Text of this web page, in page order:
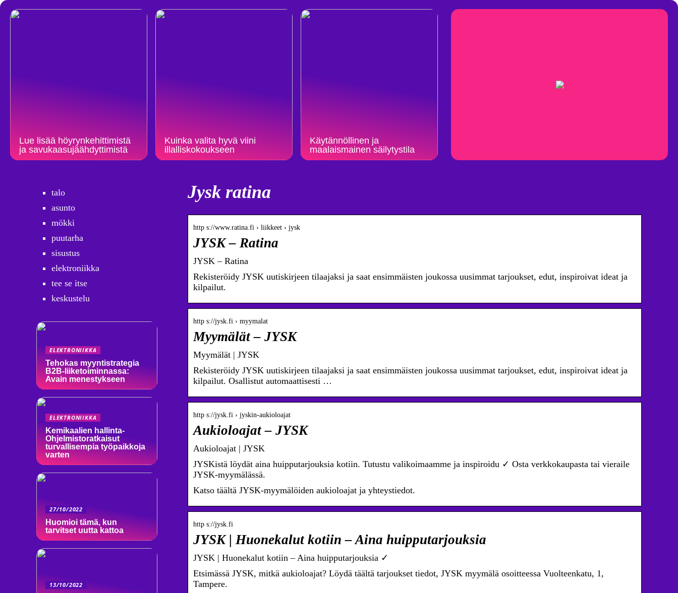
Lue lisää höyrynkehittimistä
ja savukaasujäähdyttimistä
Kuinka valita hyvä viini
illalliskokoukseen
Käytännöllinen ja
maalaismainen säilytystila
Jysk ratina
http s://www.ratina.fi › liikkeet › jysk
JYSK – Ratina
JYSK – Ratina
Rekisteröidy JYSK uutiskirjeen tilaajaksi ja saat ensimmäisten joukossa uusimmat tarjoukset, edut, inspiroivat ideat ja
kilpailut.
http s://jysk.fi › myymalat
Myymälät – JYSK
Myymälät | JYSK
Rekisteröidy JYSK uutiskirjeen tilaajaksi ja saat ensimmäisten joukossa uusimmat tarjoukset, edut, inspiroivat ideat ja
kilpailut. Osallistut automaattisesti …
http s://jysk.fi › jyskin-aukioloajat
Aukioloajat – JYSK
Aukioloajat | JYSK
JYSKistä löydät aina huipputarjouksia kotiin. Tutustu valikoimaamme ja inspiroidu ✓ Osta verkkokaupasta tai vieraile
JYSK-myymälässä.
Katso täältä JYSK-myymälöiden aukioloajat ja yhteystiedot.
http s://jysk.fi
JYSK | Huonekalut kotiin – Aina huipputarjouksia
JYSK | Huonekalut kotiin – Aina huipputarjouksia ✓
Etsimässä JYSK, mitkä aukioloajat? Löydä täältä tarjoukset tiedot, JYSK myymälä osoitteessa Vuolteenkatu, 1,
Tampere.
talo
asunto
mökki
puutarha
sisustus
elektroniikka
tee se itse
keskustelu
ELEKTRONIIKKA
Tehokas myyntistrategia
B2B-liiketoiminnassa:
Avain menestykseen
ELEKTRONIIKKA
Kemikaalien hallinta-
Ohjelmistoratkaisut
turvallisempia työpaikkoja
varten
27/10/2022
Huomioi tämä, kun
tarvitset uutta kattoa
13/10/2022